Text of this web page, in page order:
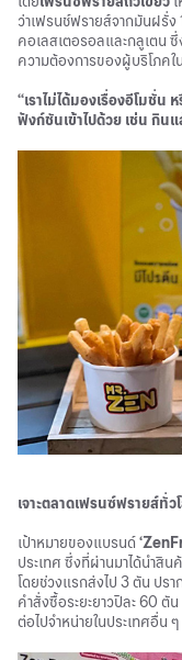
ว่าเฟรนช์ฟรายส์จากมันฝรั่ง
คอเลสเตอรอลและกลูเตน
ความต้องการของผู้บริโภค
“เราไม่ได้มองเรื่องอีโมชั่น
ฟังก์ชันเข้าไปด้วย เช่น กิน
เจาะตลาดเฟรนซ์ฟรายส์ทั่ว
เป้าหมายของแบรนด์
ประเทศ ซึ่งที่ผ่านมาได้นำสิน
โดยช่วงแรกส่งไป 3 ตัน ปร
คำสั่งซื้อระยะยาวปีละ 60 ตั
ต่อไปจำหน่ายในประเทศอื่น